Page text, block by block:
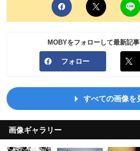
MOBYをフォローして最新記
フォロー
すべての画像を
画像ギャラリー